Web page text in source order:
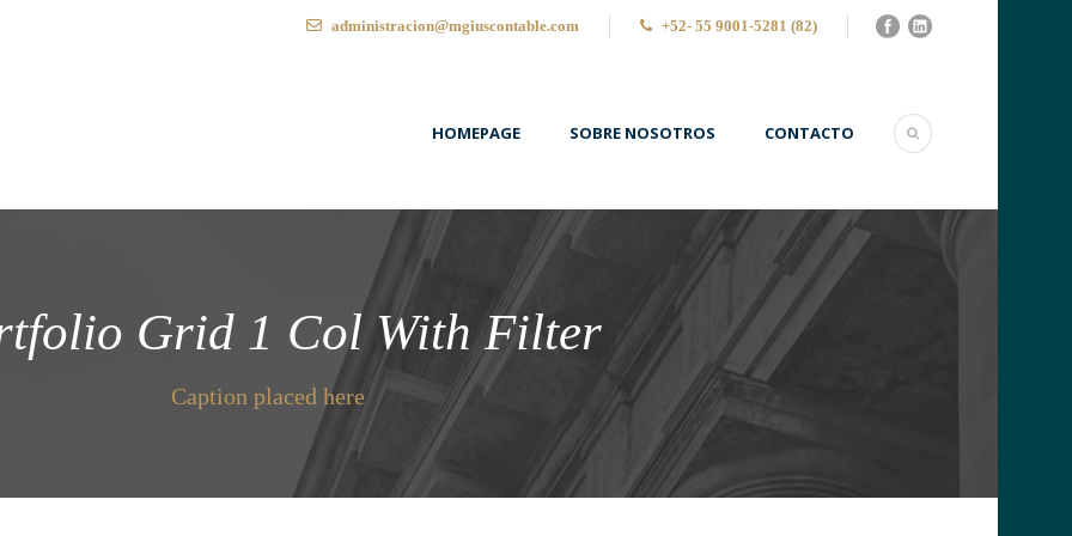
administracion@mgiuscontable.com +52- 55 9001-5281 (82)
HOMEPAGE SOBRE NOSOTROS CONTACTO
Grid 1 Col With Filter
Caption placed here